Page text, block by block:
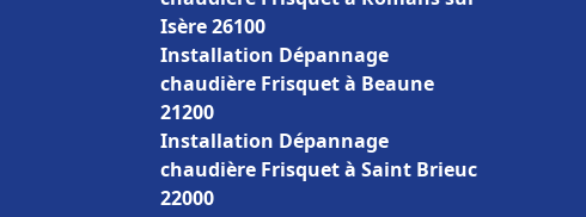
Isère 26100
Installation Dépannage
chaudière Frisquet à Beaune
21200
Installation Dépannage
chaudière Frisquet à Saint Brieuc
22000